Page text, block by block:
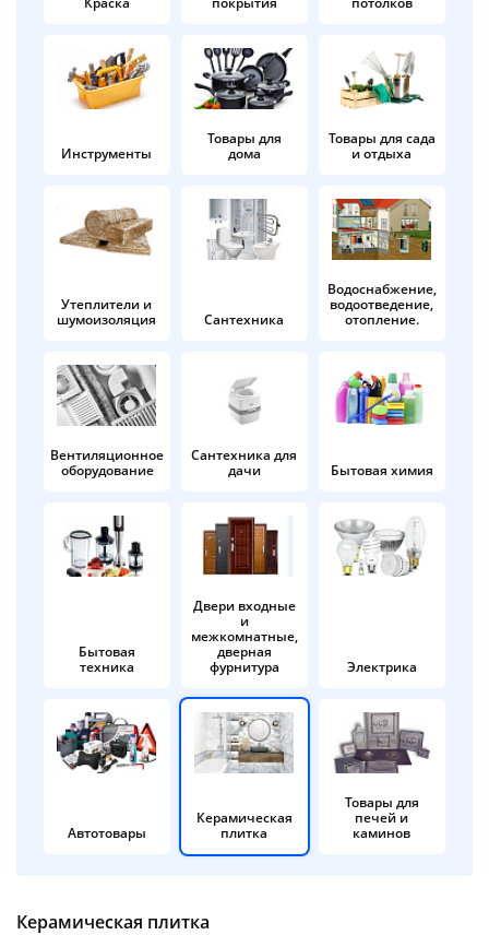
Инструменты
Товары для
дома
Товары для сада
и отдыха
Утеплители и
шумоизоляция
Сантехника
Водоснабжение,
водоотведение,
отопление.
Вентиляционное
оборудование
Сантехника для
дачи
Бытовая химия
Бытовая
техника
Двери входные
и
межкомнатные,
дверная
фурнитура
Электрика
Автотовары
Керамическая
плитка
Товары для
печей и
каминов
Керамическая плитка
в корзину
Оплачивайте сегодня только
25% картой любого банка
Получайте товар
выбранный способом
Оставшиеся
% будут
по25%каждые 2 недели
Подробнее
об оплате Плайтом
раз в 2
недели
Остались вопросы?
8 800 302-02-51
plait.ru